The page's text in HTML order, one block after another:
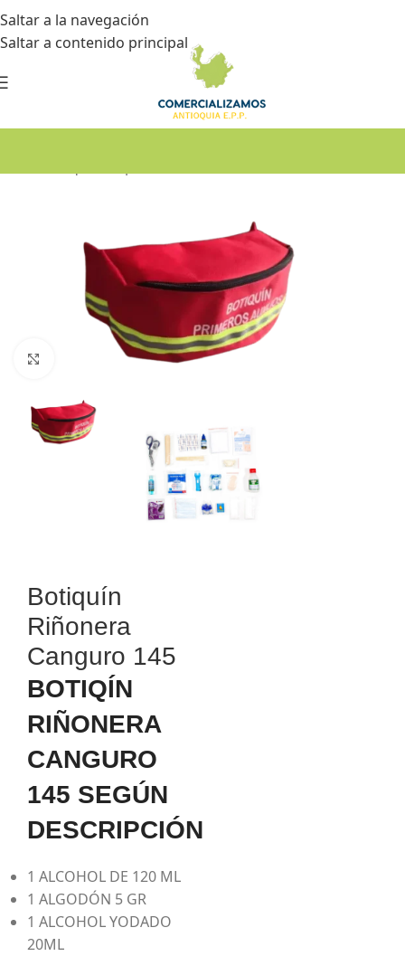
Saltar a la navegación
Saltar a contenido principal
Haga Click para agrandar
Botiquín
Riñonera
Canguro 145
BOTIQÍN
RIÑONERA
CANGURO
145 SEGÚN
DESCRIPCIÓN
1 ALCOHOL DE 120 ML
1 ALGODÓN 5 GR
1 ALCOHOL YODADO
20ML